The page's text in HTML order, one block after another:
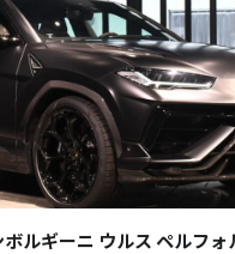
ギーニ ウルス ペルフォ